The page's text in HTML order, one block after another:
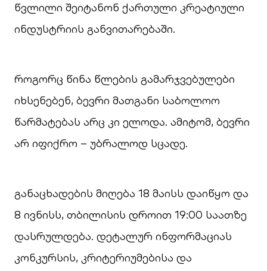
წვლილი შეიტანონ ქართული კრეატიული
ინდუსტრიის განვითარებაში.
როგორც წინა წლების გამარჯვებულები
იხსენებენ, ბევრი მათგანი საბოლოო
წარმატებას არც კი ელოდა. ამიტომ, ბევრი
არ იფიქრო – უბრალოდ სცადე.
განაცხადების მიღება 18 მაისს დაიწყო და
8 ივნისს, თბილისის დროით 19:00 საათზე
დასრულდება. დეტალურ ინფორმაციას
კონკურსის, კრიტერიუმებისა და